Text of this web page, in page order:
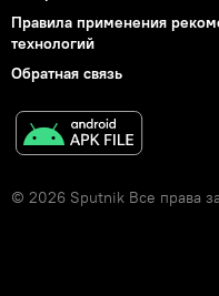
Правила применения
технологий
Обратная связь
© 2026 Sputnik Все права